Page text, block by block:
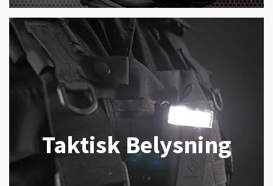
Taktisk Belysning